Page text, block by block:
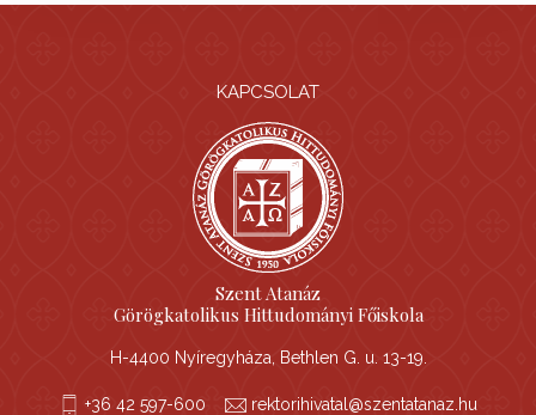
KAPCSOLAT
Szent Atanáz
Görögkatolikus Hittudományi Főiskola
H-4400 Nyíregyháza, Bethlen G. u. 13-19.
+36 42 597-600 rektorihivatal@szentatanaz.hu